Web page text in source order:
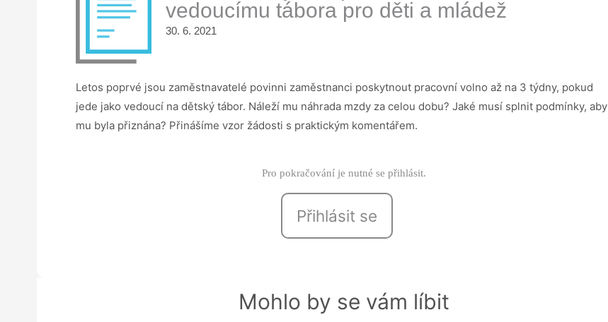
vedoucímu tábora pro děti a mládež
30. 6. 2021
Letos poprvé jsou zaměstnavatelé povinni zaměstnanci poskytnout pracovní volno až na 3 týdny, pokud
jede jako vedoucí na dětský tábor. Náleží mu náhrada mzdy za celou dobu? Jaké musí splnit podmínky, aby
mu byla přiznána? Přinášíme vzor žádosti s praktickým komentářem.
Pro pokračování je nutné se přihlásit.
Přihlásit se
Mohlo by se vám líbit